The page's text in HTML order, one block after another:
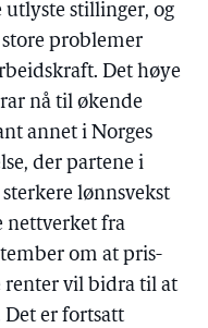
utlyste stillinger, og
problemer
Det høye
nå til økende
annet i Norges
der partene i
lønnsvekst
nettverket fra
om at pris-
renter vil bidra til at
er fortsatt